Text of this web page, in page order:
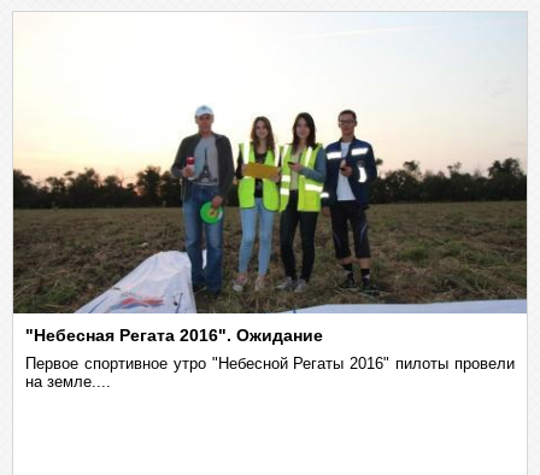
"Небесная Регата 2016". Ожидание
Первое спортивное утро "Небесной Регаты 2016" пилоты провели
на земле....